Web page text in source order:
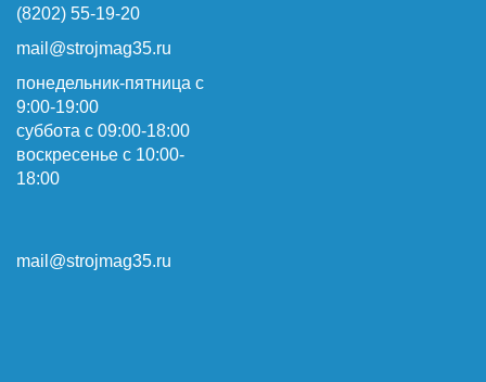
(8202) 55-19-20
mail@strojmag35.ru
понедельник-пятница с
9:00-19:00
суббота c 09:00-18:00
воскресенье с 10:00-
18:00
mail@strojmag35.ru